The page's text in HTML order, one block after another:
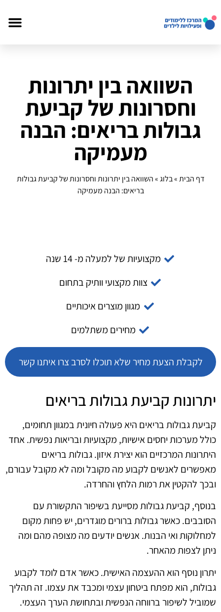
השוואה בין יתרונות
וחסרונות של קביעת
גבולות בריאים: הבנה
מעמיקה
דף הבית»בלוג»השוואה בין יתרונות וחסרונות של קביעת גבולות
בריאים: הבנה מעמיקה
מקצועיות של למעלה מ- 14 שנה
צוות מקצועי וותיק בתחום
מגוון מוצרים איכותיים
מחירים משתלמים
לקבלת הצעת מחיר שלא תוכלו לסרב צרו איתנו קשר
יתרונות קביעת גבולות בריאים
קביעת גבולות בריאים היא פעולה חיונית במגוון תחומים,
כולל מערכות יחסים אישיות, מקצועיות ובריאות נפשית. אחד
היתרונות המרכזיים הוא יצירת איזון. גבולות בריאים
מאפשרים לאנשים לקבוע מה מקובל ומה לא מקובל עבורם,
ובכך להקטין את רמות הלחץ והחרדה.
בנוסף, קביעת גבולות מסייעת בשיפור התקשורת עם
הסובבים. כאשר גבולות ברורים מוגדרים, יש פחות מקום
למחלוקות ואי הבנות. אנשים יודעים מה מצופה מהם ומה
ניתן לצפות מהאחר.
יתרון נוסף הוא ההעצמה האישית. כאשר אדם לומד לקבוע
גבולות, הוא מפתח ביטחון עצמי ומכבד את עצמו. זה תהליך
שמוביל לשיפור ברווחה הנפשית ובתחושת הערך העצמי.